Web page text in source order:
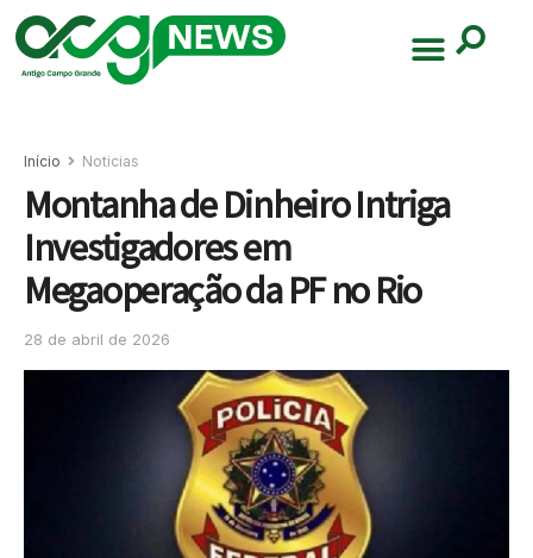
Início Noticias
Montanha de Dinheiro Intriga
Investigadores em
Megaoperação da PF no Rio
28 de abril de 2026